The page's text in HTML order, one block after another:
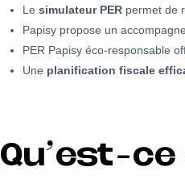
Le simulateur PER permet de
Papisy propose un
PER Papisy éco-responsable
Une planification fiscale
Qu’est-